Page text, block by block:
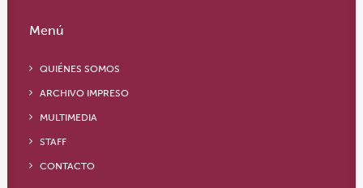
Menú
QUIÉNES SOMOS
ARCHIVO IMPRESO
MULTIMEDIA
STAFF
CONTACTO